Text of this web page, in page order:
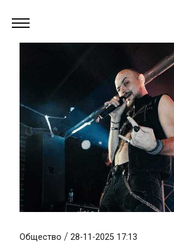
Общество / 28-11-2025 17:13